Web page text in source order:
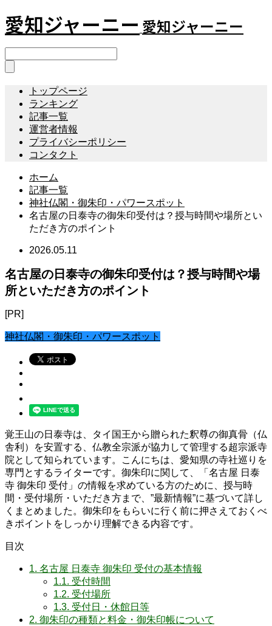
愛知ジャーニー 愛知ジャーニー
トップページ
ランキング
記事一覧
運営者情報
プライバシーポリシー
コンタクト
ホーム
記事一覧
神社仏閣・御朱印・パワースポット
名古屋の日泰寺の御朱印受付は？授与時間や場所とい
ただき方のポイント
2026.05.11
名古屋の日泰寺の御朱印受付は？授与時間や場
所といただき方のポイント
[PR]
神社仏閣・御朱印・パワースポット
覚王山の日泰寺は、タイ国王から贈られた釈尊の御真骨（仏
舎利）を安置する、仏教全宗派が協力して管理する超宗派寺
院として知られています。こんにちは、愛知県の寺社巡りを
専門とするライターです。御朱印に関して、「名古屋 日泰
寺 御朱印 受付」の情報を求めている方のために、授与時
間・受付場所・いただき方まで、”最新情報”に基づいて詳し
くまとめました。御朱印をもらいに行く前に押さえておくべ
きポイントをしっかり理解できる内容です。
目次
1. 名古屋 日泰寺 御朱印 受付の基本情報
1.1. 受付時間
1.2. 受付場所
1.3. 受付日・休館日等
2. 御朱印の種類と料金・御朱印帳について